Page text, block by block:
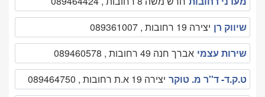
שיווק רן יצירה 19 רחובות , 089361007
שירות עצמי אברך חנה 49 רחובות , 089460578
ט.ק.ד- ד''ר מ. טוקר יצירה 19 א.ת רחובות , 089464750